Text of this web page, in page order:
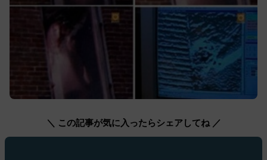
＼ この記事が気に入ったらシェアしてね ／